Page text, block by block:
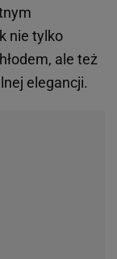
nie tylko
ale też
elegancji.